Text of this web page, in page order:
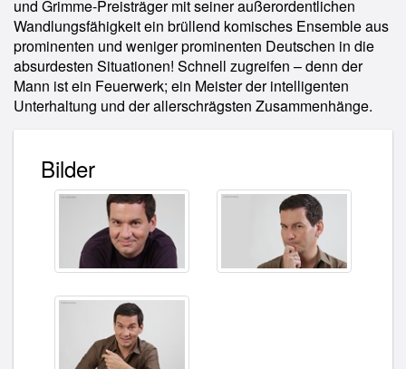
und Grimme-Preisträger mit seiner außerordentlichen
Wandlungsfähigkeit ein brüllend komisches Ensemble aus
prominenten und weniger prominenten Deutschen in die
absurdesten Situationen! Schnell zugreifen – denn der
Mann ist ein Feuerwerk; ein Meister der intelligenten
Unterhaltung und der allerschrägsten Zusammenhänge.
Bilder